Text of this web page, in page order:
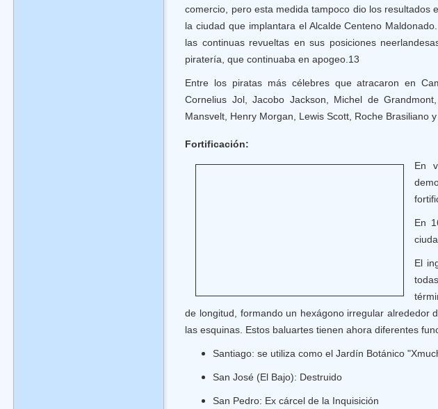
comercio, pero esta medida tampoco dio los
la ciudad que implantara el Alcalde Centeno
las continuas revueltas en sus posiciones
piratería, que continuaba en apogeo.13
Entre los piratas más célebres que atracaron en
Cornelius Jol, Jacobo Jackson, Michel de
Mansvelt, Henry Morgan, Lewis Scott, Roche Brasiliano y
Fortificación:
En
En
El
de longitud, formando un hexágono irregular alrededor
las esquinas. Estos baluartes tienen ahora diferentes
Santiago: se utiliza como el Jardín Botánico
San José (El Bajo): Destruido
San Pedro: Ex cárcel de la Inquisición